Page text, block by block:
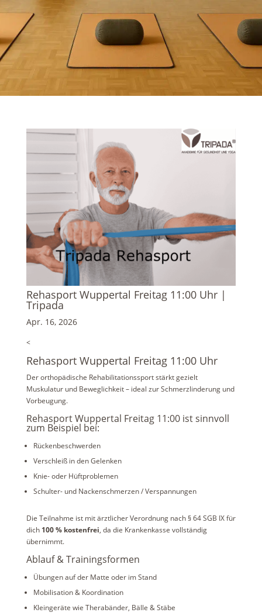
Rehasport Wuppertal Freitag 11:00 Uhr |
Tripada
Apr. 16, 2026
<
Rehasport Wuppertal Freitag 11:00 Uhr
Der orthopädische Rehabilitationssport stärkt gezielt
Muskulatur und Beweglichkeit – ideal zur Schmerzlinderung und
Vorbeugung.
Rehasport Wuppertal Freitag 11:00 ist sinnvoll
zum Beispiel bei:
Rückenbeschwerden
Verschleiß in den Gelenken
Knie- oder Hüftproblemen
Schulter- und Nackenschmerzen / Verspannungen
Die Teilnahme ist mit ärztlicher Verordnung nach § 64 SGB IX für
dich 100 % kostenfrei, da die Krankenkasse vollständig
übernimmt.
Ablauf & Trainingsformen
Übungen auf der Matte oder im Stand
Mobilisation & Koordination
Kleingeräte wie Therabänder, Bälle & Stäbe